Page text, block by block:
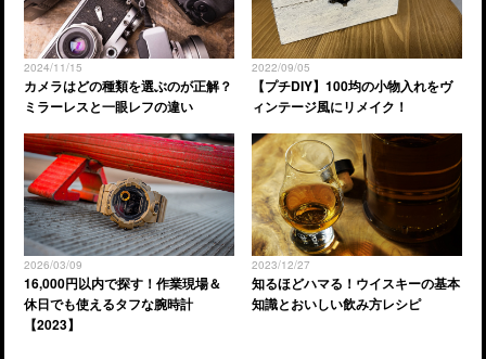
2024/11/15
カメラはどの種類を選ぶのが正解？
ミラーレスと一眼レフの違い
2022/09/05
【プチDIY】100均の小物入れをヴ
ィンテージ風にリメイク！
2026/03/09
16,000円以内で探す！作業現場＆
休日でも使えるタフな腕時計
【2023】
2023/12/27
知るほどハマる！ウイスキーの基本
知識とおいしい飲み方レシピ